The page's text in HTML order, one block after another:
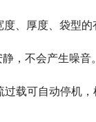
、厚度、袋型的
，不会产生噪音。
载可自动停机，